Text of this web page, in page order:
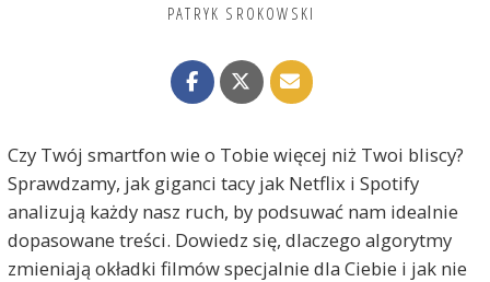
PATRYK SROKOWSKI
Czy Twój smartfon wie o Tobie więcej niż Twoi bliscy?
Sprawdzamy, jak giganci tacy jak Netflix i Spotify
analizują każdy nasz ruch, by podsuwać nam idealnie
dopasowane treści. Dowiedz się, dlaczego algorytmy
zmieniają okładki filmów specjalnie dla Ciebie i jak nie